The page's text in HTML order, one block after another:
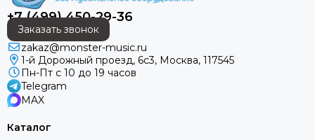
FBW
FOCUSRITE
Fonestar
FINE ART
Funktion-One
Gator
Global Effects
HK Audio
+7 (499) 450-29-36
Заказать звонок
zakaz@monster-music.ru
1-й Дорожный проезд, 6с3, Москва, 117545
Пн-Пт с 10 до 19 часов
Telegram
MAX
Каталог